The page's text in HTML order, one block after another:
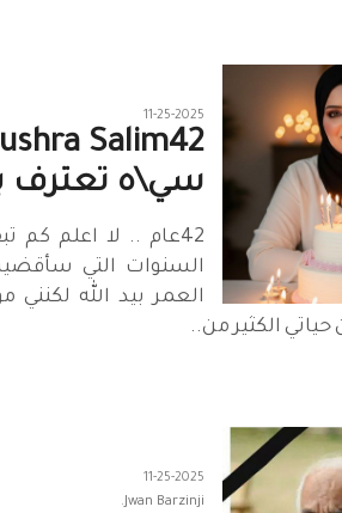
11-25-2025
سي\ه تعترف
42عام .. لا اعلم
السنوات التي
العمر بيد الله لكنني
الكثير من..
11-25-2025